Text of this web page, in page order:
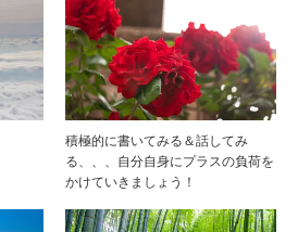
積極的に書いてみる＆話してみ
る、、、自分自身にプラスの負荷を
かけていきましょう！